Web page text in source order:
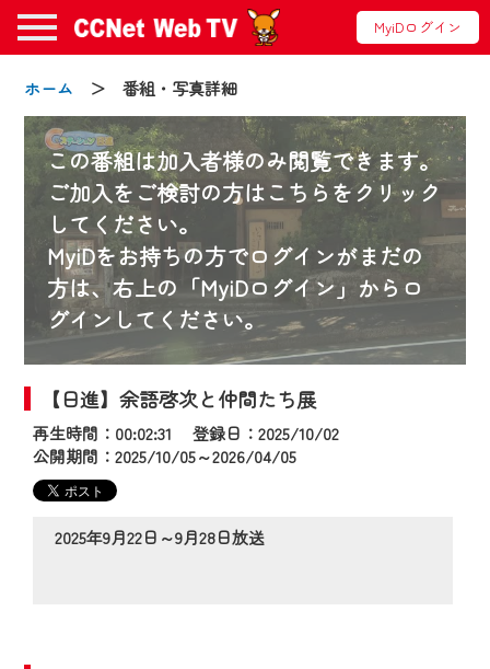
MyiDログイン
ホーム ＞ 番組・写真詳細
この番組は加入者様のみ閲覧できます。
ご加入をご検討の方はこちらをクリック
してください。
MyiDをお持ちの方でログインがまだの
方は、右上の「MyiDログイン」からロ
グインしてください。
【日進】余語啓次と仲間たち展
再生時間：00:02:31 登録日：2025/10/02
公開期間：2025/10/05～2026/04/05
2025年9月22日～9月28日放送
お知らせ
2024/09/02
動画配信サービス『CCNet Web TV』は2024
年9月24日からリニューアルします！
【変更点】
◆デザイン変更により、お住まいの地域
の動画コンテンツが一目瞭然。
◆当社アプリやＰＣブラウザから、いつ
でも・どこでも・外出先でも！